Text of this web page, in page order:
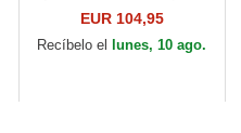
Twill Woven de Polo
Ralph Lauren
EUR 104,95
Recíbelo el lunes, 10 ago.